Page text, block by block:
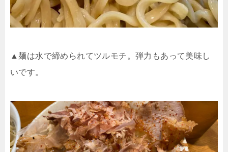
▲麺は水で締められてツルモチ。弾力もあって美味し
いです。